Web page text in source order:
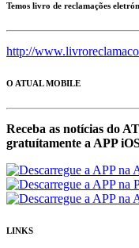
Temos livro de reclamações
http://
O ATUAL MOBILE
Receba as notícias do
gratuítamente a APP
LINKS